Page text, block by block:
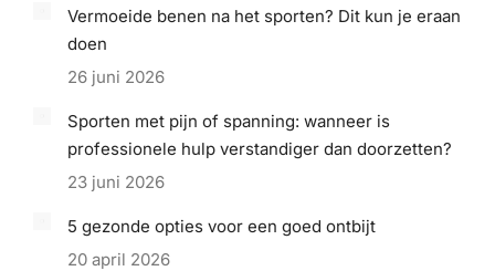
Vermoeide benen na het sporten? Dit kun je eraan
doen
26 juni 2026
Sporten met pijn of spanning: wanneer is
professionele hulp verstandiger dan doorzetten?
23 juni 2026
5 gezonde opties voor een goed ontbijt
20 april 2026